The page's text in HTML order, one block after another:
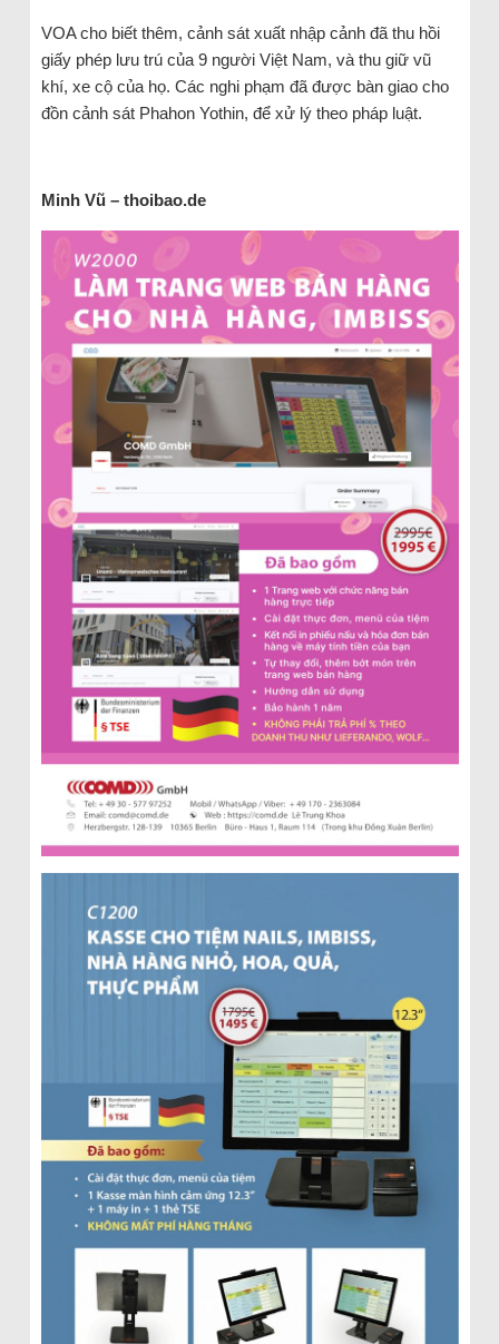
VOA cho biết thêm, cảnh sát xuất nhập cảnh đã thu hồi
giấy phép lưu trú của 9 người Việt Nam, và thu giữ vũ
khí, xe cộ của họ. Các nghi phạm đã được bàn giao cho
đồn cảnh sát Phahon Yothin, để xử lý theo pháp luật.
Minh Vũ – thoibao.de